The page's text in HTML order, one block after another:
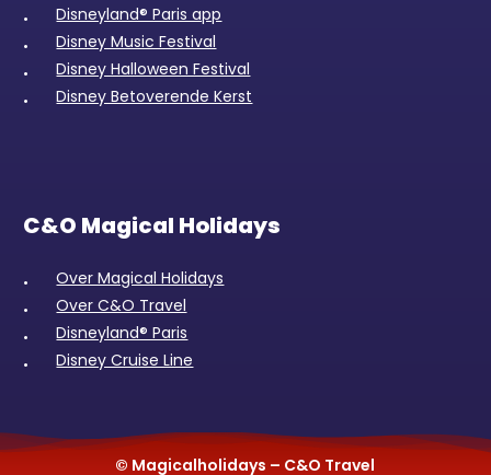
Disneyland® Paris app
Disney Music Festival
Disney Halloween Festival
Disney Betoverende Kerst
C&O Magical Holidays
Over Magical Holidays
Over C&O Travel
Disneyland® Paris
Disney Cruise Line
© Magicalholidays – C&O Travel